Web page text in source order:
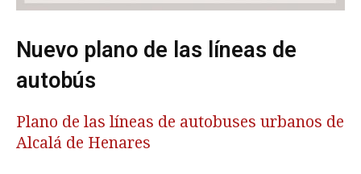
Nuevo plano de las líneas de
autobús
Plano de las líneas de autobuses urbanos de
Alcalá de Henares